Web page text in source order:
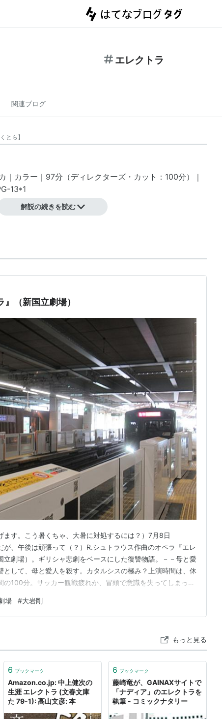
エレクトラ
関連ブログ
とら】
｜カラー｜97分（ディレクターズ・カット：100分）｜
13*1
、マーク・スティーヴン・ジョンソン、ブレント・オコナ
・ミラー
ニファー・ガーナー
ラン・ヴィシュニック
ル・ユン・リー
リー＝ヒロユキ・タガワ
レンス・スタンプ
ーステン・プラウト
ナターシャ・マルテ
ン・カニンガム
・カナガワ
・サップ
イソン・アイザックス
ラーを暗殺せよと、キリギという忍者暗殺集団から送り
マークと彼の娘であるアビーを暗殺集団から守ろうと敵
解説の続きを読む
（新国立劇場）
ます。こう暑くちゃ、大暑に対処するには？）7月8日
が、午後は頑張って（？）R.シュトラウス作曲のオペラ『エレ
立劇場）。ギリシャ悲劇をベースにした復讐物語。－－母と愛
として、母と愛人を殺す。カタルシスの極み？上演時間は、休
の100分。サッカー観戦疲れか、冒頭で意識を失ってしまった
演出：ヨハネス・エラート合唱：新国立劇場合唱団管弦楽：東
楽団クリテムネストラ：藤村実…
場 #大岩剛
もっと見る
6 ブックマーク
Amazon.co.jp: 中上健次の
生涯 エレクトラ (文春文庫
た 79-1): 高山文彦: 本
6 ブックマーク
藤崎竜が、GAINAXサイトで
「ナディア」のエレクトラを
執筆 - コミックナタリー